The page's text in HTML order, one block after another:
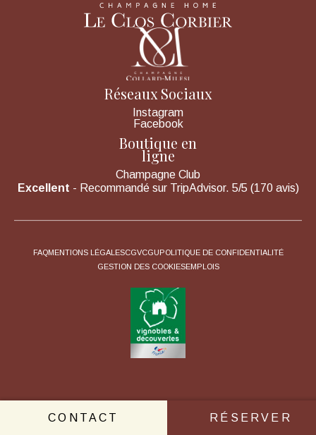
Réseaux Sociaux
Instagram
Facebook
Boutique en
ligne
Champagne Club
Excellent - Recommandé sur TripAdvisor. 5/5 (170 avis)
FAQMENTIONS LÉGALESCGVCGU POLITIQUE DE CONFIDENTIALITÉ
GESTION DES COOKIESEMPLOIS
CONTACT RÉSERVER